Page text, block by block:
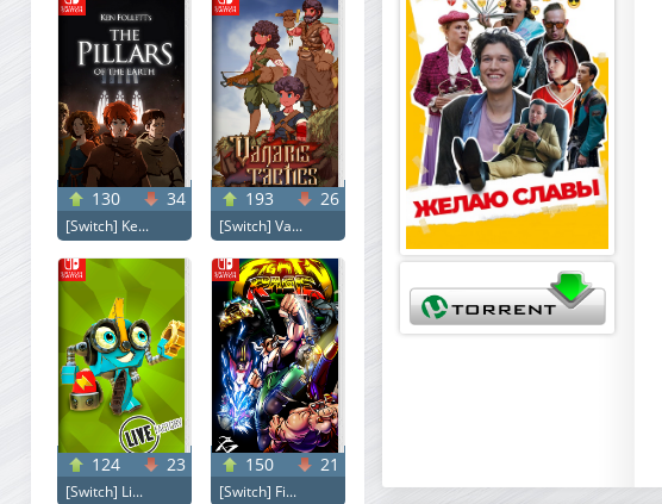
130 34
[Switch] Ke...
193 26
[Switch] Va...
124 23
[Switch] Li...
150 21
[Switch] Fi...